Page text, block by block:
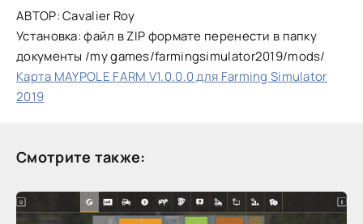
АВТОР: Cavalier Roy
Установка: файл в ZIP формате перенести в папку
документы /my games/farmingsimulator2019/mods/
Карта MAYPOLE FARM V1.0.0.0 для Farming Simulator
2019
Смотрите также: